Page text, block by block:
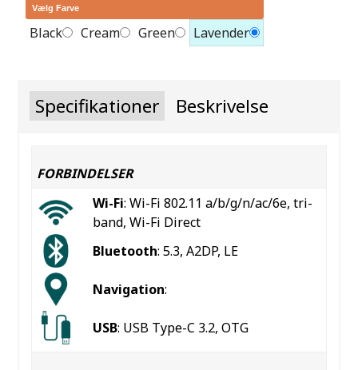
Vælg Farve
Black Cream Green Lavender
Specifikationer Beskrivelse
FORBINDELSER
Wi-Fi: Wi-Fi 802.11 a/b/g/n/ac/6e, tri-
band, Wi-Fi Direct
Bluetooth: 5.3, A2DP, LE
Navigation:
USB: USB Type-C 3.2, OTG